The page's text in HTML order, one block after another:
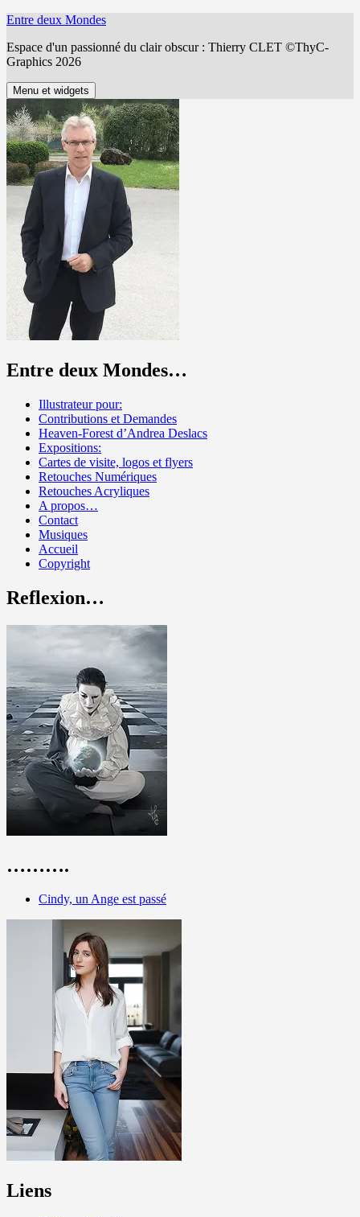
Aller
contenu
Entre deux Mondes
Espace d'un passionné du clair obscur : Thierry CLET ©ThyC-
Graphics 2026
Menu et widgets
Entre deux Mondes…
Illustrateur pour:
Contributions et Demandes
Heaven-Forest d’Andrea Deslacs
Expositions:
Cartes de visite, logos et flyers
Retouches Numériques
Retouches Acryliques
A propos…
Contact
Musiques
Accueil
Copyright
Reflexion…
……….
Cindy, un Ange est passé
Liens